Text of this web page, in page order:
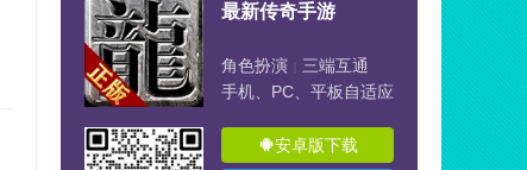
最新传奇手游
角色扮演
三端互通
手机、PC、平板自适应
安卓版下载